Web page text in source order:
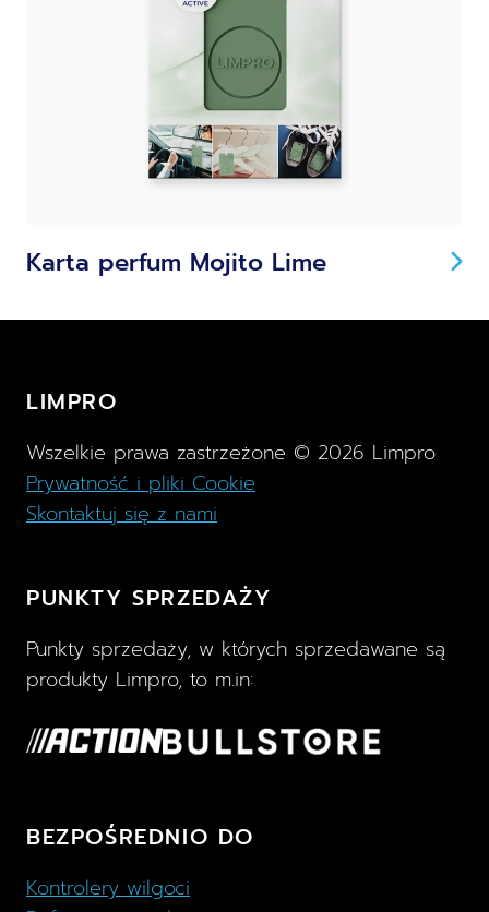
Karta perfum Mojito Lime
LIMPRO
Wszelkie prawa zastrzeżone © 2026 Limpro
Prywatność i pliki Cookie
Skontaktuj się z nami
PUNKTY SPRZEDAŻY
Punkty sprzedaży, w których sprzedawane są
produkty Limpro, to m.in:
BEZPOŚREDNIO DO
Kontrolery wilgoci